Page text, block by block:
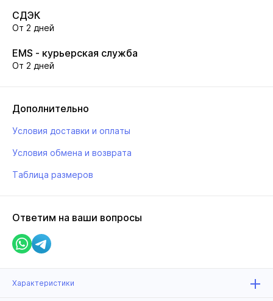
СДЭК
От 2 дней
EMS - курьерская служба
От 2 дней
Дополнительно
Условия доставки и оплаты
Условия обмена и возврата
Таблица размеров
Ответим на ваши вопросы
Характеристики